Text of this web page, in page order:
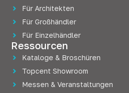
Für Architekten
Für Großhändler
Für Einzelhändler
Ressourcen
Kataloge & Broschüren
Topcent Showroom
Messen & Veranstaltungen